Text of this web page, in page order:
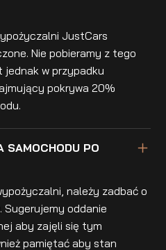
JustCars
Nie pobieramy z tego
w przypadku
pokrywa 20%
SAMOCHODU PO
należy zadbać o
Sugerujemy oddanie
aby zajęli się tym
pamiętać aby stan